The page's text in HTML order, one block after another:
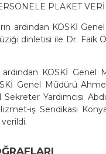
PLAKET
ardından KOSKİ
dinletisi ile Dr. Faik
ardından KOSKİ Genel
Genel Müdürü
Sekreter Yardımcısı
iş Sendikası